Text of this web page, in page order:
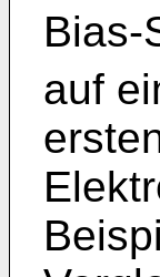
Bias-
auf